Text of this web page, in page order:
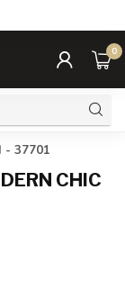
0
- 37701
CHIC